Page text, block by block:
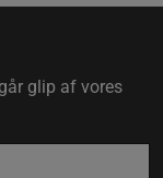
glip af vores